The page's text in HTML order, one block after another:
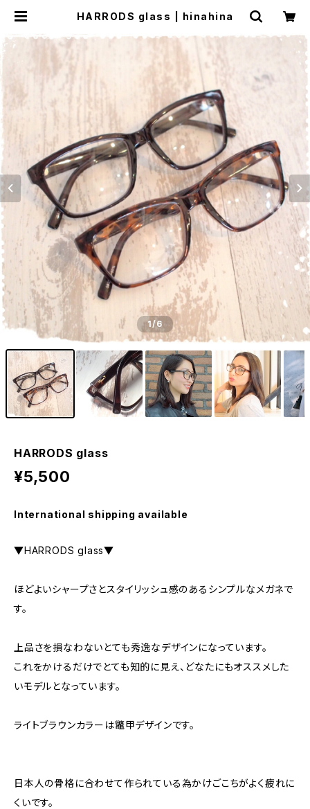
HARRODS glass | hinahina
1/6
HARRODS glass
¥5,500
International shipping available
▼HARRODS glass▼
ほどよいシャープさとスタイリッシュ感のあるシンプルなメガネで
す。
上品さを損なわないとても秀逸なデザインになっています。
これをかけるだけでとても知的に見え、どなたにもオススメした
いモデルとなっています。
ライトブラウンカラーは鼈甲デザインです。
日本人の骨格に合わせて作られている為かけごこちがよく疲れに
くいです。